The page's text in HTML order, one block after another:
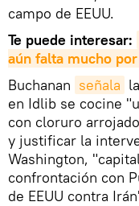
campo de EEUU.
Te puede interesar:
aún falta mucho
Buchanan señala
en Idlib se cocine
con cloruro
y justificar la
Washington,
confrontación con
de EEUU contra